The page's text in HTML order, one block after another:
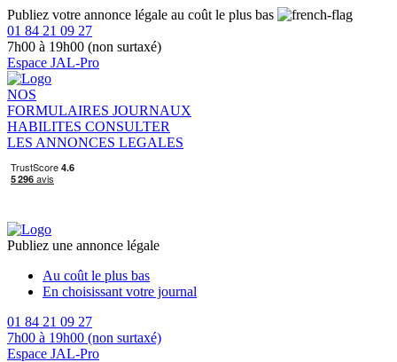
Publiez votre annonce légale au coût le plus bas
01 84 21 09 27
7h00 à 19h00 (non surtaxé)
Espace JAL-Pro
NOS
FORMULAIRES JOURNAUX
HABILITES CONSULTER
LES ANNONCES LEGALES
Publiez une annonce légale
Au coût le plus bas
En choisissant votre journal
01 84 21 09 27
7h00 à 19h00 (non surtaxé)
Espace JAL-Pro